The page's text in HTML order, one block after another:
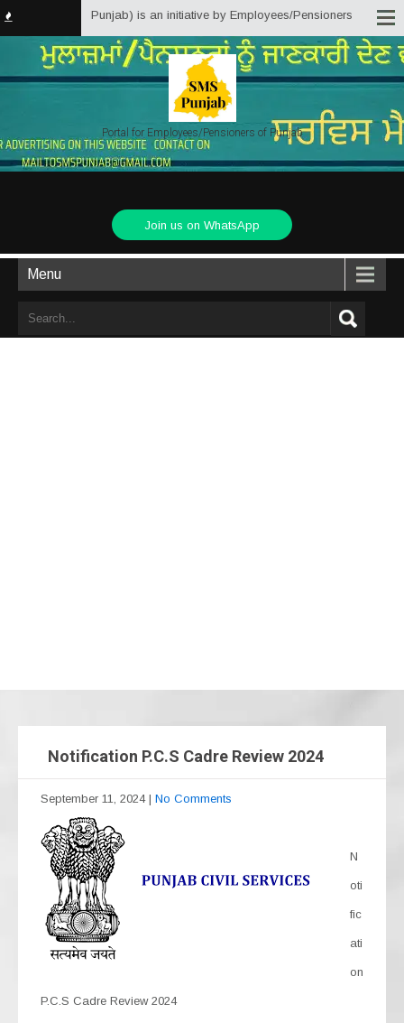
Solutions Punjab) is an initiative by Employees/Pensioners of Punjab
Portal for Employees/Pensioners of Punjab
Join us on WhatsApp
Menu
Notification P.C.S Cadre Review 2024
September 11, 2024 | No Comments
N
oti
fic
ati
on
P.C.S Cadre Review 2024